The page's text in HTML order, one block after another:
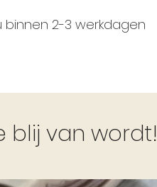
2-3 werkdagen
blij van wordt!